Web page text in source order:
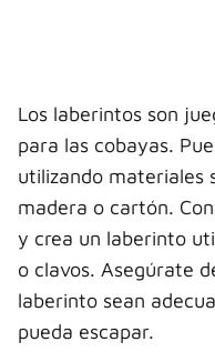
Los laberintos son
para las cobayas.
utilizando materiales
madera o cartón.
y crea un laberinto
o clavos. Asegúrate
laberinto sean
pueda escapar.